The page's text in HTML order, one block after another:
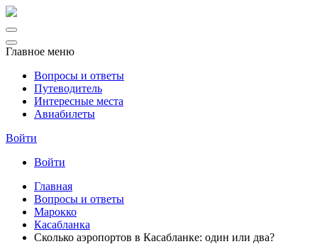
Главное меню
Вопросы и ответы
Путеводитель
Интересные места
Авиабилеты
Войти
Войти
Главная
Вопросы и ответы
Марокко
Касабланка
Сколько аэропортов в Касабланке: один или два?